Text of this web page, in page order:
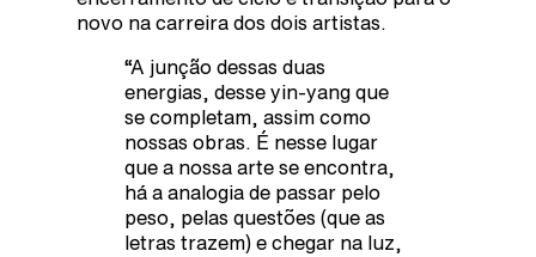
novo na carreira dos dois artistas.
“A junção dessas duas
energias, desse yin-yang que
se completam, assim como
nossas obras. É nesse lugar
que a nossa arte se encontra,
há a analogia de passar pelo
peso, pelas questões (que as
letras trazem) e chegar na luz,